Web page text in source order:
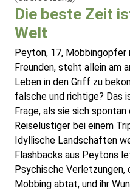
Die beste Zeit
Welt
Peyton, 17, Mobbingopfer
Freunden, steht allein am
Leben in den Griff zu
falsche und richtige? Das
Frage, als sie sich
Reiselustiger bei einem
Idyllische Landschaften
Flashbacks aus Peytons
Psychische Verletzungen,
Mobbing abtat, und ihr